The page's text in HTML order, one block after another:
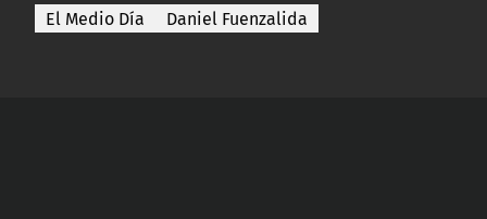
El Medio Día Daniel Fuenzalida